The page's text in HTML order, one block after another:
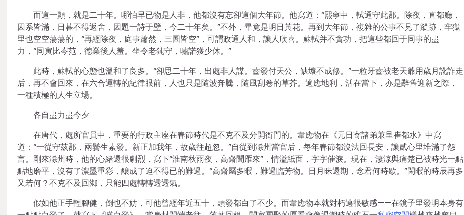
而這一顫，就是二十年。哪怕早已物是人非，他都沒有忘卻這個大年節。他寫道：“熙寧中，軾通守此郡。除夜，直都廳，
囚系皆滿，日暮不得返舍，因題一詩于壁，今二十年矣。”不外，畢竟是明日黃花。再到大年節，複雜的公事不見了蹤跡，牢獄
里也空空蕩蕩的，“再經除夜，庭事蕭然，三圄皆空”，可謂政通人和，讓人欣喜。蘇軾并不貪功，把這些都回于同事的盡
力，“同寅比岑范，德業後人羞。坐令老鈍守，嘯諾獲少休。”
此時，蘇軾的心態也溫和了良多。“卻思二十年，出處非人謀。齒發付天公，缺壞不成修。”一粒牙齒被老天爺用歲月訛詐走
后，再不會回來，在六合運轉的紀律眼前，人也只是隨波奔騰，隨風刮卷的草芥。適應地利，活在當下，亦是辭舊迎新之際，
一種積極的人生立場。
各自盡力盡今夕
在唐代，處所官員中，重要的行政主座在春節時代是不克不及分開衙門的。韋應物在《元日寄諸弟兼呈崔都水》中寫
道：“一從守茲郡，兩鬢生素發。新正加我年，故歲往超忽。”自從到滁州當官后，每年春節都沒法回長安，讓貳心里堆滿了怨
言。剛來滁州時，他的心緒還很劇烈，寫下“淮南秋雨夜，高齋聞雁來”，情溢紙面，字字催淚。現在，淒涼與痛楚已被時光一點
點地磨平，沒有了濃墨重彩，釀成了迫不得已的難過。“高齋屬多暇，難過臨芳物。日月昧還期，念君何時歇。”閑暇的時辰再多
又若何？不克不及回鄉，只能四處轉轉透透氣。
假如他正手輕腳健，倒也不妨，可他曾經年近五十，頭發都白了不少。而韋應物本就對朽邁很敏感——在鏡子里發明本身有